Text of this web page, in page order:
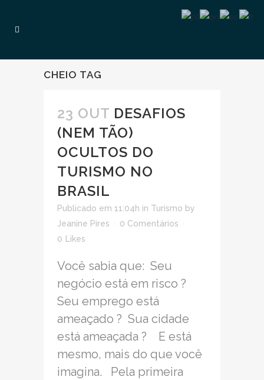
CHEIO TAG
23 OUT DESAFIOS
(NEM TÃO)
OCULTOS DO
TURISMO NO
BRASIL
Publicado em 11:04h in Turismo by
Jeanine Pires
0 Comentários
0
Likes
Você sabia que: Seu
negócio está em risco ?
Seu emprego está
ameaçado ? Sua cidade
está ameaçada ? E está
mesmo, mais do que você
imagina. Pela primeira